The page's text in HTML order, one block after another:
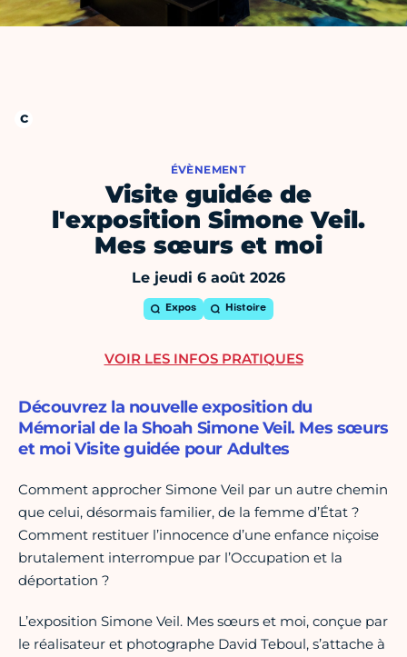
ÉVÈNEMENT
Visite guidée de
l'exposition Simone Veil.
Mes sœurs et moi
Le jeudi 6 août 2026
Expos Histoire
Découvrez la nouvelle exposition du
Mémorial de la Shoah Simone Veil. Mes sœurs
et moi Visite guidée pour Adultes
Comment approcher Simone Veil par un autre chemin
que celui, désormais familier, de la femme d’État ?
Comment restituer l’innocence d’une enfance niçoise
brutalement interrompue par l’Occupation et la
déportation ?
L’exposition Simone Veil. Mes sœurs et moi, conçue par
le réalisateur et photographe David Teboul, s’attache à
VOIR LES INFOS PRATIQUES